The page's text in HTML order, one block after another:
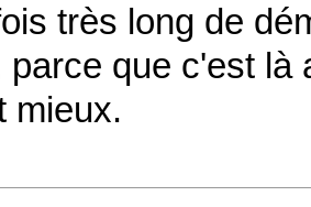
très long de
parce que c'est
mieux.